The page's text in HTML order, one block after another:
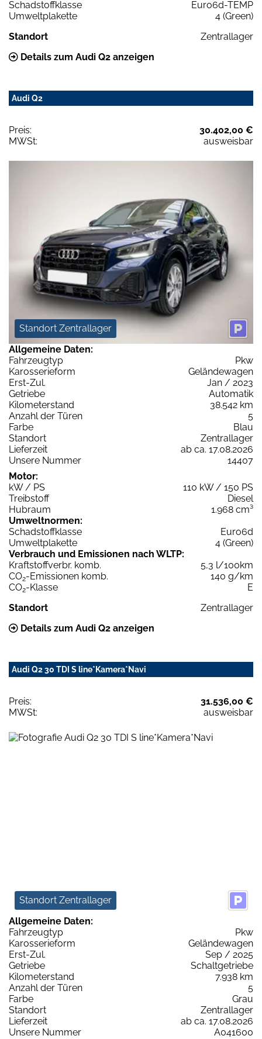
Schadstoffklasse
Euro6d-TEMP
Umweltplakette
4 (Green)
Standort
Zentrallager
Details zum Audi Q2 anzeigen
Audi Q2
Preis:
30.402,00 €
MWSt:
ausweisbar
Standort Zentrallager
Allgemeine Daten:
Fahrzeugtyp
Pkw
Karosserieform
Geländewagen
Erst-Zul.
Jan / 2023
Getriebe
Automatik
Kilometerstand
38.542 km
Anzahl der Türen
5
Farbe
Blau
Standort
Zentrallager
Lieferzeit
ab ca. 17.08.2026
Unsere Nummer
14407
Motor:
kW / PS
110 kW / 150 PS
Treibstoff
Diesel
Hubraum
1.968 cm³
Umweltnormen:
Schadstoffklasse
Euro6d
Umweltplakette
4 (Green)
Verbrauch und Emissionen nach WLTP:
Kraftstoffverbr. komb.
5,3 l/100km
CO2-Emissionen komb.
140 g/km
CO2-Klasse
E
Standort
Zentrallager
Details zum Audi Q2 anzeigen
Audi Q2 30 TDI S line*Kamera*Navi
Preis:
31.536,00 €
MWSt:
ausweisbar
Standort Zentrallager
Allgemeine Daten:
Fahrzeugtyp
Pkw
Karosserieform
Geländewagen
Erst-Zul.
Sep / 2025
Getriebe
Schaltgetriebe
Kilometerstand
7.938 km
Anzahl der Türen
5
Farbe
Grau
Standort
Zentrallager
Lieferzeit
ab ca. 17.08.2026
Unsere Nummer
A041600